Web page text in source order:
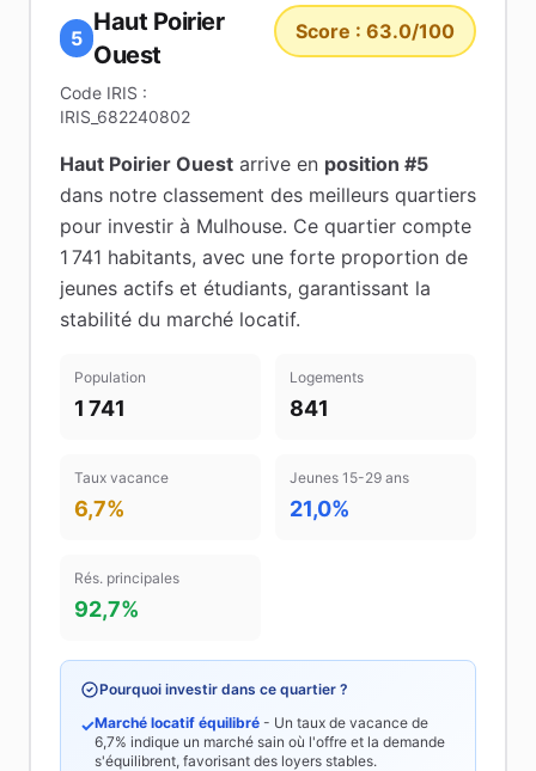
5
Haut Poirier
Ouest
Code IRIS :
IRIS_682240802
Score : 63.0/100
Haut Poirier Ouest arrive en position #5
dans notre classement des meilleurs quartiers
pour investir à Mulhouse. Ce quartier compte
1 741 habitants, avec une forte proportion de
jeunes actifs et étudiants, garantissant la
stabilité du marché locatif.
Population
1 741
Logements
841
Taux vacance
6,7%
Jeunes 15-29 ans
21,0%
Rés. principales
92,7%
Pourquoi investir dans ce quartier ?
✓Marché locatif équilibré - Un taux de vacance de
6,7% indique un marché sain où l'offre et la demande
s'équilibrent, favorisant des loyers stables.